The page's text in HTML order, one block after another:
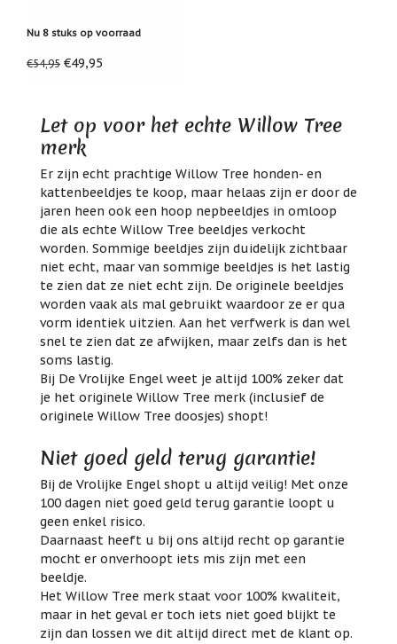
Nu 8 stuks op voorraad
€54,95 €49,95
Let op voor het echte Willow Tree
merk
Er zijn echt prachtige Willow Tree honden- en
kattenbeeldjes te koop, maar helaas zijn er door de
jaren heen ook een hoop nepbeeldjes in omloop
die als echte Willow Tree beeldjes verkocht
worden. Sommige beeldjes zijn duidelijk zichtbaar
niet echt, maar van sommige beeldjes is het lastig
te zien dat ze niet echt zijn. De originele beeldjes
worden vaak als mal gebruikt waardoor ze er qua
vorm identiek uitzien. Aan het verfwerk is dan wel
snel te zien dat ze afwijken, maar zelfs dan is het
soms lastig.
Bij De Vrolijke Engel weet je altijd 100% zeker dat
je het originele Willow Tree merk (inclusief de
originele Willow Tree doosjes) shopt!
Niet goed geld terug garantie!
Bij de Vrolijke Engel shopt u altijd veilig! Met onze
100 dagen niet goed geld terug garantie loopt u
geen enkel risico.
Daarnaast heeft u bij ons altijd recht op garantie
mocht er onverhoopt iets mis zijn met een
beeldje.
Het Willow Tree merk staat voor 100% kwaliteit,
maar in het geval er toch iets niet goed blijkt te
zijn dan lossen we dit altijd direct met de klant op.